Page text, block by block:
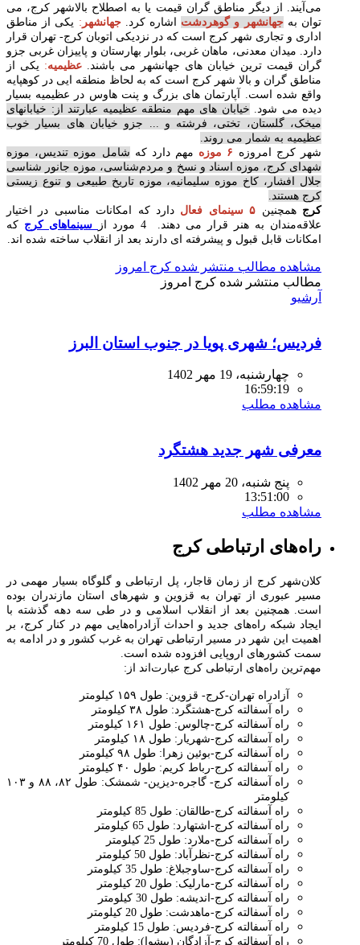
می‌آیند. از دیگر مناطق گران قیمت‌ یا به اصطلاح بالاشهر کرج، می
توان به جهانشهر و گوهردشت اشاره کرد. جهانشهر : یکی از مناطق
اداری و تجاری شهر کرج است که در نزدیکی اتوبان کرج- تهران قرار
دارد. میدان معدنی، ماهان غربی، بلوار بهارستان و پاییزان غربی جزو
گران قیمت ترین خیابان های جهانشهر می باشند.
عظیمیه: یکی از
مناطق گران و بالا شهر کرج است که به لحاظ منطقه ایی در کوهپایه
واقع شده است. آپارتمان های بزرگ و پنت هاوس در عظیمیه بسیار
دیده می شود. خیابان های مهم منطقه عظیمیه عبارتند از: خیابانهای
میخک، گلستان، تختی، فرشته و ... جزو خیابان های بسیار خوب
عظیمیه به شمار می روند.
شهر کرج امروزه ۶ موزه مهم دارد که شامل موزه تندیس، موزه
شهدای کرج، موزه اسناد و نسخ و مردم‌شناسی، موزه جانور شناسی
جلال افشار، کاخ موزه سلیمانیه، موزه تاریخ طبیعی و تنوع زیستی
کرج هستند.
کرجهمچنین ۵ سینمای فعال
دارد که امکانات مناسبی در اختیار
علاقه‌مندان به هنر قرار می دهند. 4 مورد از
سینماهای کرج که
امکانات قابل قبول و پیشرفته ای دارند بعد از انقلاب ساخته شده اند.
مشاهده مطالب منتشر شده کرج امروز
مطالب منتشر شده کرج امروز
آرشیو
فردیس؛ شهری پویا در جنوب استان البرز
چهارشنبه، 19 مهر 1402
16:59:19
مشاهده مطلب
معرفی شهر جدید هشتگرد
پنج شنبه، 20 مهر 1402
13:51:00
مشاهده مطلب
راه‌های ارتباطی کرج
کلان‌شهر کرج از زمان قاجار، پل ارتباطی و گلوگاه بسیار مهمی در
مسیر عبوری از تهران به قزوین و شهرهای استان مازندران بوده
است. همچنین بعد از انقلاب اسلامی و در طی سه دهه گذشته با
ایجاد شبکه راه‌های جدید و احداث آزادراه‌هایی مهم در کنار کرج، بر
اهمیت این شهر در مسیر ارتباطی تهران به غرب کشور و در ادامه به
سمت کشورهای اروپایی افزوده شده است.
مهم‌ترین راه‌های ارتباطی کرج عبارت‌اند از:
آزادراه تهران-کرج- قزوین: طول ۱۵۹ کیلومتر
راه آسفالته کرج-هشتگرد: طول ۳۸ کیلومتر
راه آسفالته کرج-چالوس: طول ۱۶۱ کیلومتر
راه آسفالته کرج-شهریار: طول ۱۸ کیلومتر
راه آسفالته کرج-بوئین زهرا: طول ۹۸ کیلومتر
راه آسفالته کرج-رباط کریم: طول ۴۰ کیلومتر
راه آسفالته کرج- گاجره-دیزین- شمشک: طول ۸۲، ۸۸ و ۱۰۳
کیلومتر
راه آسفالته کرج-طالقان: طول 85 کیلومتر
راه آسفالته کرج-اشتهارد: طول 65 کیلومتر
راه آسفالته کرج-ملارد: طول 25 کیلومتر
راه آسفالته کرج-نظرآباد: طول 50 کیلومتر
راه آسفالته کرج-ساوجبلاغ: طول 35 کیلومتر
راه آسفالته کرج-مارلیک: طول 20 کیلومتر
راه آسفالته کرج-اندیشه: طول 30 کیلومتر
راه آسفالته کرج-ماهدشت: طول 20 کیلومتر
راه آسفالته کرج-فردیس: طول 15 کیلومتر
راه آسفالته کرج-آزادگان (پیشوا): طول 70 کیلومتر